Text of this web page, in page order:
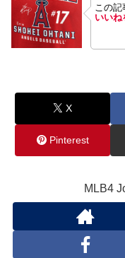
この記
いいね
X
Pinterest
MLB4